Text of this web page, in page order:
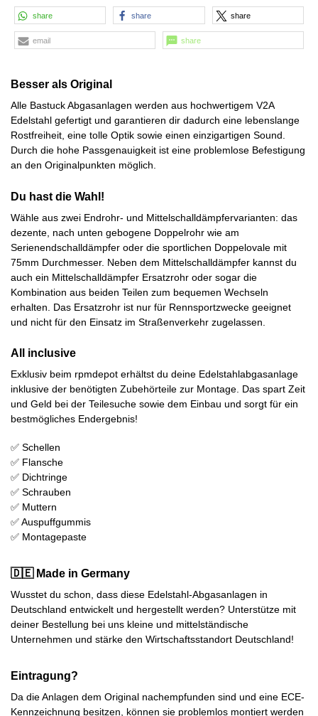
share share share
email share
Besser als Original
Alle Bastuck Abgasanlagen werden aus hochwertigem V2A
Edelstahl gefertigt und garantieren dir dadurch eine lebenslange
Rostfreiheit, eine tolle Optik sowie einen einzigartigen Sound.
Durch die hohe Passgenauigkeit ist eine problemlose Befestigung
an den Originalpunkten möglich.
Du hast die Wahl!
Wähle aus zwei Endrohr- und Mittelschalldämpfervarianten: das
dezente, nach unten gebogene Doppelrohr wie am
Serienendschalldämpfer oder die sportlichen Doppelovale mit
75mm Durchmesser. Neben dem Mittelschalldämpfer kannst du
auch ein Mittelschalldämpfer Ersatzrohr oder sogar die
Kombination aus beiden Teilen zum bequemen Wechseln
erhalten. Das Ersatzrohr ist nur für Rennsportzwecke geeignet
und nicht für den Einsatz im Straßenverkehr zugelassen.
All inclusive
Exklusiv beim rpmdepot erhältst du deine Edelstahlabgasanlage
inklusive der benötigten Zubehörteile zur Montage. Das spart Zeit
und Geld bei der Teilesuche sowie dem Einbau und sorgt für ein
bestmögliches Endergebnis!
✅ Schellen
✅ Flansche
✅ Dichtringe
✅ Schrauben
✅ Muttern
✅ Auspuffgummis
✅ Montagepaste
🇩🇪 Made in Germany
Wusstet du schon, dass diese Edelstahl-Abgasanlagen in
Deutschland entwickelt und hergestellt werden? Unterstütze mit
deiner Bestellung bei uns kleine und mittelständische
Unternehmen und stärke den Wirtschaftsstandort Deutschland!
Eintragung?
Da die Anlagen dem Original nachempfunden sind und eine ECE-
Kennzeichnung besitzen, können sie problemlos montiert werden